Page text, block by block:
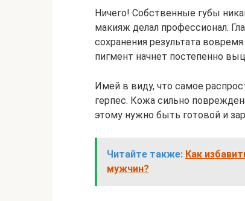
Ничего! Собственные губы
макияж делал профессионал.
сохранения результата
пигмент начнет постепенно
Имей в виду, что самое
герпес. Кожа сильно
этому нужно быть готовой и
Читайте также: Как
мужчин?